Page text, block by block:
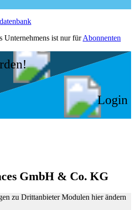
Unternehmens ist nur fürAbonnenten
Login
GmbH & Co. KG
zu Drittanbieter Modulen hier ändern